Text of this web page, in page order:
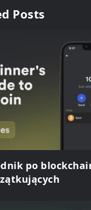
Posts
po